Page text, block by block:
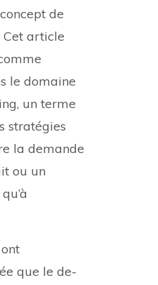
de
article
le domaine
un terme
stratégies
la demande
ou un
que le de-